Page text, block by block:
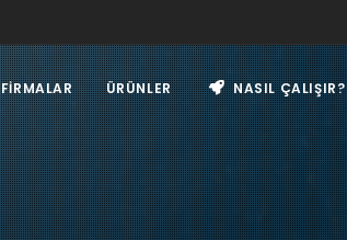
FIRMALAR ÜRÜNLER NASIL ÇALIŞIR?